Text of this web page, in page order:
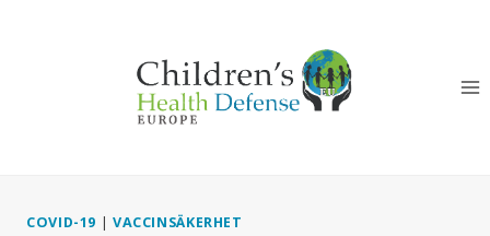
COVID-19 | VACCINSÄKERHET